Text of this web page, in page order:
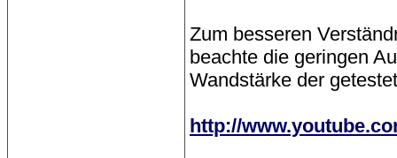
Zum besseren
beachte die geringen
Wandstärke der
http://